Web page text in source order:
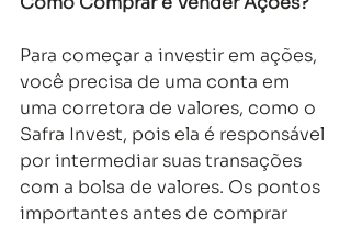
Para começar a investir em ações,
você precisa de uma conta em
uma corretora de valores, como o
Safra Invest, pois ela é responsável
por intermediar suas transações
com a bolsa de valores. Os pontos
importantes antes de comprar